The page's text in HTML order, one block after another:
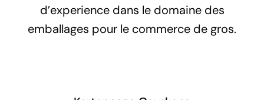
d’experience dans le domaine des
emballages pour le commerce de gros.